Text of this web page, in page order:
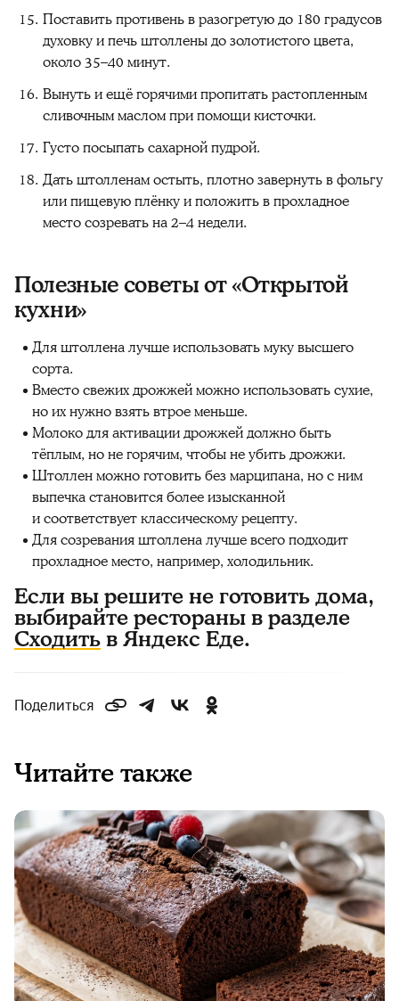
Поставить противень в разогретую до 180 градусов
духовку и печь штоллены до золотистого цвета,
около 35–40 минут.
Вынуть и ещё горячими пропитать растопленным
сливочным маслом при помощи кисточки.
Густо посыпать сахарной пудрой.
Дать штолленам остыть, плотно завернуть в фольгу
или пищевую плёнку и положить в прохладное
место созревать на 2–4 недели.
Полезные советы от «Открытой
кухни»
Для штоллена лучше использовать муку высшего
сорта.
Вместо свежих дрожжей можно использовать сухие,
но их нужно взять втрое меньше.
Молоко для активации дрожжей должно быть
тёплым, но не горячим, чтобы не убить дрожжи.
Штоллен можно готовить без марципана, но с ним
выпечка становится более изысканной
и соответствует классическому рецепту.
Для созревания штоллена лучше всего подходит
прохладное место, например, холодильник.
Если вы решите не готовить дома,
выбирайте рестораны в разделе
Сходитьв Яндекс Еде.
Поделиться
Читайте также